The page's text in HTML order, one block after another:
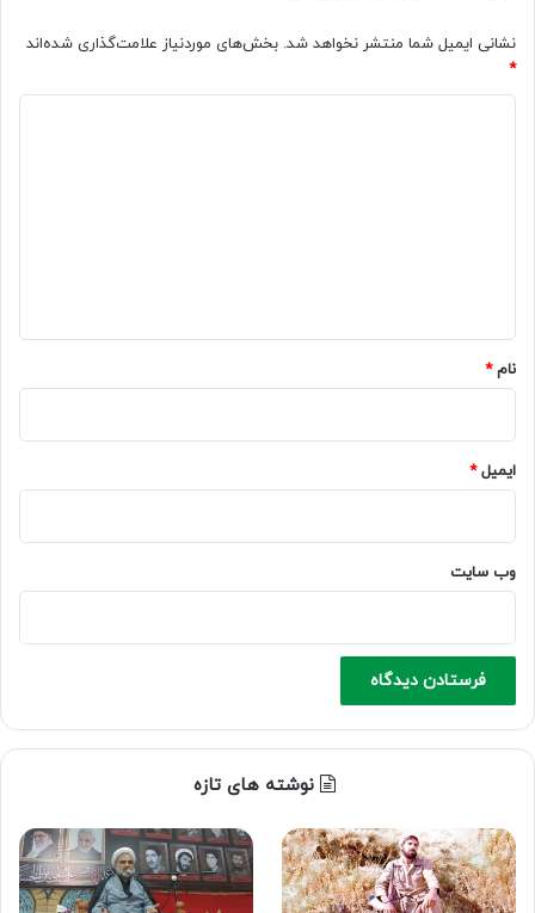
نشانی ایمیل شما منتشر نخواهد شد. بخش‌های موردنیاز علامت‌گذاری شده‌اند
*
نام*
ایمیل*
وب‌ سایت
نوشته های تازه